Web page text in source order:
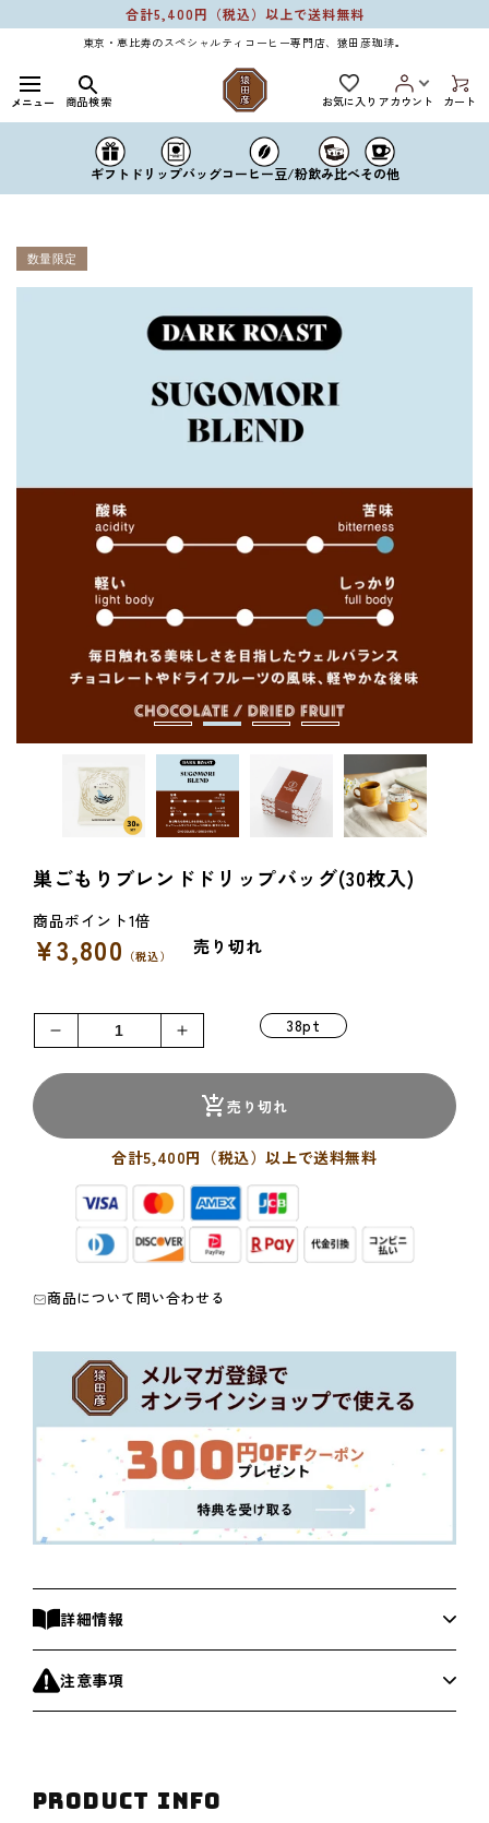
ンツに
合計5,400円（税込）以上で送料無料
東京・恵比寿のスペシャルティコーヒー専門店、猿田彦珈琲。
メニュー 商品検索 お気に入り アカウント カート
ギフト ドリップバッグコーヒー豆/粉飲み比べその他
数量限定
巣ごもりブレンドドリップバッグ(30枚入)
通
常
格
¥3,800 （税込） 売り切れ
巣
ご
ッ
バ
ッ
グ
(30
枚
の
数
を
減
巣
ご
ブ
ン
ド
ド
ッ
バ
ッ
グ
(30
枚
入)
の
数
を
38pt
売り切れ
合計5,400円（税込）以上で送料無料
商品について問い合わせる
詳細情報
注意事項
PRODUCT INFO